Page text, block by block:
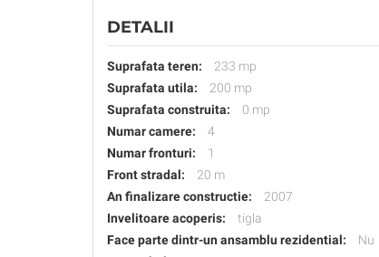
DETALII
Suprafata teren:
233 mp
Suprafata utila:
200 mp
Suprafata construita:
0 mp
Numar camere:
4
Numar fronturi:
1
Front stradal:
20 m
An finalizare constructie:
2007
Invelitoare acoperis:
tigla
Face parte dintr-un ansamblu rezidential:
Nu